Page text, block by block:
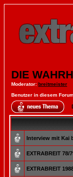
DIE
Moderator: breitmeister
Benutzer in diesem
Interview mit Kai
EXTRABREIT 78/
EXTRABREIT